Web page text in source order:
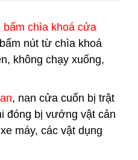
bấm chìa khoá cửa
nút từ chìa khoá
không chạy xuống,
, nan cửa cuốn bị trật
đóng bị vướng vật cản
máy, các vật dụng